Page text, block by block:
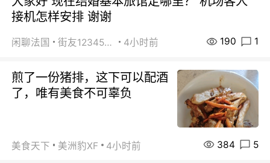
接机怎样安排 谢谢
闲聊法国 街友1234567800 4小时前 190 1
煎了一份猪排，这下可以配酒
了，唯有美食不可辜负
美食天下 美洲豹XF 4小时前 384 5